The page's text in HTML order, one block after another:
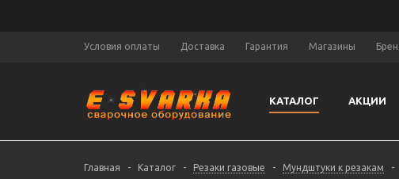
Условия оплаты Доставка Гарантия Магазины
КАТАЛОГ АКЦИИ
Главная - Каталог - Резаки газовые - Мундштуки к резакам -